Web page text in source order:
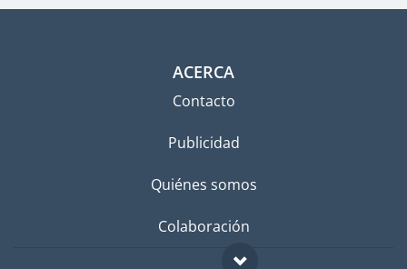
ACERCA
Contacto
Publicidad
Quiénes somos
Colaboración